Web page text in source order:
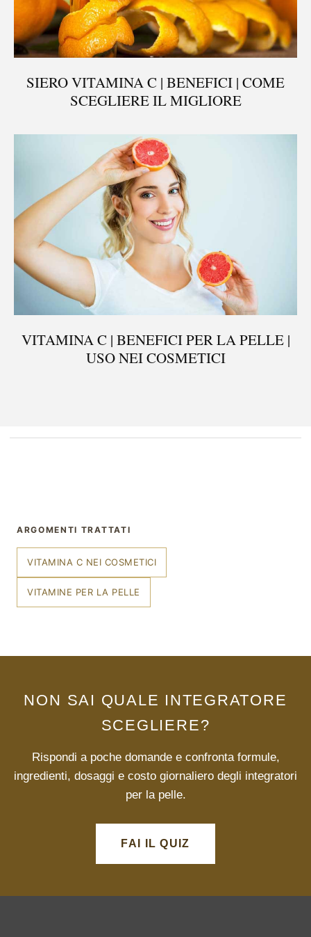
SIERO VITAMINA C | BENEFICI | COME
SCEGLIERE IL MIGLIORE
VITAMINA C | BENEFICI PER LA PELLE |
USO NEI COSMETICI
ARGOMENTI TRATTATI
VITAMINA C NEI COSMETICI
VITAMINE PER LA PELLE
NON SAI QUALE INTEGRATORE
SCEGLIERE?
Rispondi a poche domande e confronta formule,
ingredienti, dosaggi e costo giornaliero degli integratori
per la pelle.
FAI IL QUIZ